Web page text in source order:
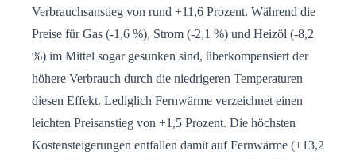
Verbrauchsanstieg von rund +11,6 Prozent. Während die
Preise für Gas (-1,6 %), Strom (-2,1 %) und Heizöl (-8,2
%) im Mittel sogar gesunken sind, überkompensiert der
höhere Verbrauch durch die niedrigeren Temperaturen
diesen Effekt. Lediglich Fernwärme verzeichnet einen
leichten Preisanstieg von +1,5 Prozent. Die höchsten
Kostensteigerungen entfallen damit auf Fernwärme (+13,2